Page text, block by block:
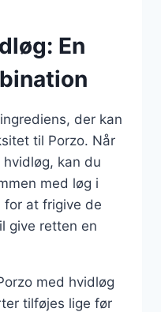
En
der kan
til Porzo. Når
kan du
med løg i
for at frigive de
give retten en
med hvidløg
tilføjes lige før